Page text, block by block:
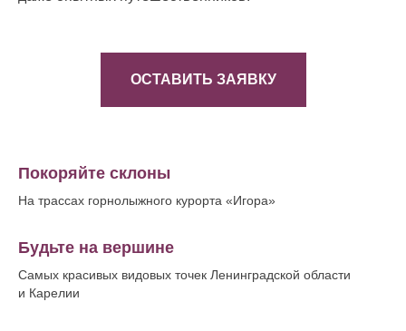
ОСТАВИТЬ ЗАЯВКУ
Покоряйте склоны
На трассах горнолыжного курорта «Игора»
Будьте на вершине
Самых красивых видовых точек Ленинградской области
и Карелии